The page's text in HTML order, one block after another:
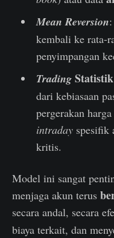
Mean Reversion
kembali ke rata-
penyimpangan
Trading
dari kebiasaan
pergerakan
intradayspesifik
kritis.
Model ini sangat
menjaga akun terus
secara andal, secara
biaya terkait, dan